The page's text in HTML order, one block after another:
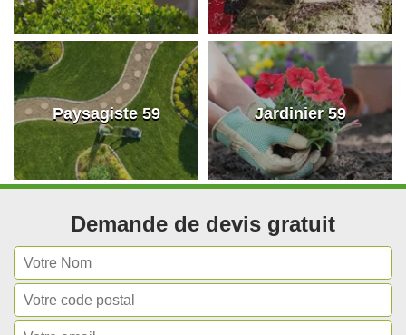
Paysagiste 59 Jardinier 59
Demande de devis gratuit